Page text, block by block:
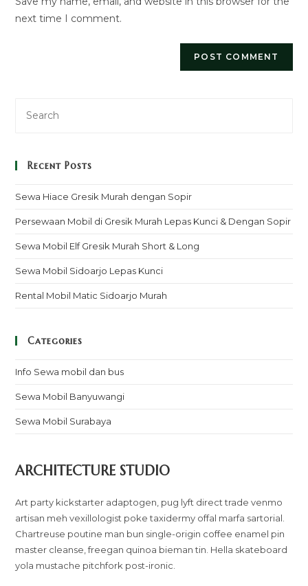
(optional)
next time I comment.
Recent Posts
Sewa Hiace Gresik Murah dengan Sopir
Persewaan Mobil di Gresik Murah Lepas Kunci & Dengan Sopir
Sewa Mobil Elf Gresik Murah Short & Long
Sewa Mobil Sidoarjo Lepas Kunci
Rental Mobil Matic Sidoarjo Murah
Categories
Info Sewa mobil dan bus
Sewa Mobil Banyuwangi
Sewa Mobil Surabaya
ARCHITECTURE STUDIO
Art party kickstarter adaptogen, pug lyft direct trade venmo
artisan meh vexillologist poke taxidermy offal marfa sartorial.
Chartreuse poutine man bun single-origin coffee enamel pin
master cleanse, freegan quinoa bieman tin. Hella skateboard
yola mustache pitchfork post-ironic.